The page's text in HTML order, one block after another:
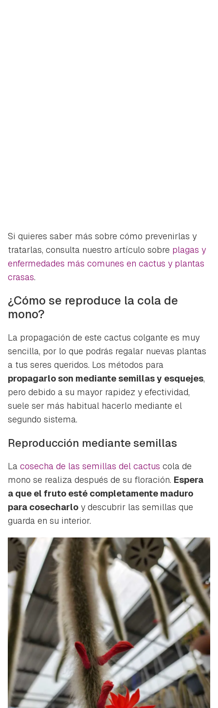
Si quieres saber más sobre cómo prevenirlas y
tratarlas, consulta nuestro artículo sobre plagas y
enfermedades más comunes en cactus y plantas
crasas.
¿Cómo se reproduce la cola de
mono?
La propagación de este cactus colgante es muy
sencilla, por lo que podrás regalar nuevas plantas
a tus seres queridos. Los métodos para
propagarlo son mediante semillas y esquejes,
pero debido a su mayor rapidez y efectividad,
suele ser más habitual hacerlo mediante el
segundo sistema.
Reproducción mediante semillas
La cosecha de las semillas del cactus cola de
mono se realiza después de su floración. Espera
a que el fruto esté completamente maduro
para cosecharlo y descubrir las semillas que
guarda en su interior.